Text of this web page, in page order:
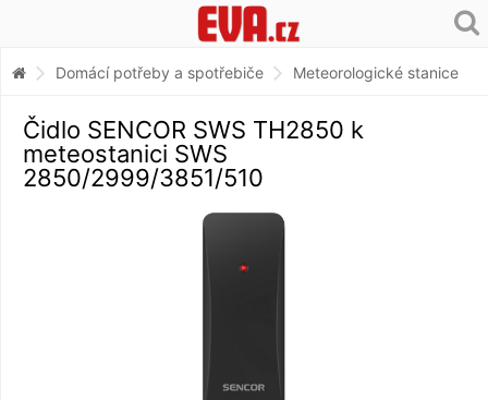
Domácí potřeby a spotřebiče Meteorologické stanice
Čidlo SENCOR SWS TH2850 k
meteostanici SWS
2850/2999/3851/510